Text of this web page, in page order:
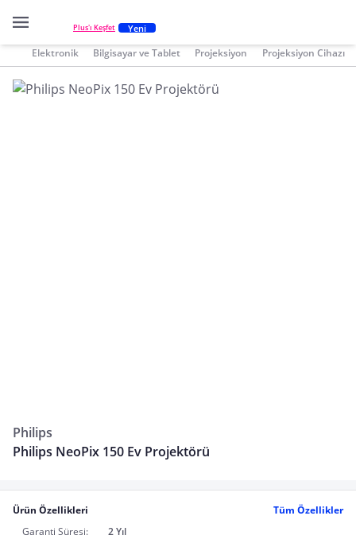
Plus'ı Keşfet Yeni
Elektronik Bilgisayar ve Tablet Projeksiyon Projeksiyon Cihazı
Philips
Philips NeoPix 150 Ev Projektörü
Ürün Özellikleri
Tüm Özellikler
Garanti Süresi:
2 Yıl